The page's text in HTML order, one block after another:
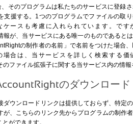
、そのプログラムは私たちのサービスに登
支援する。1つのプログラムでファイルの取
スも考慮に入れられています。ですが
が、当サービスにある唯一のものであると
の制作者の名前」で名前をつけた場合
合は、当サービスを詳しく検索する価
ファイル拡張子に関する当サービス内の情
のダウンロード
ダウンロードリンクは提供しておらず、特定
、 こちらのリンク先からプログラムの制作
ができます。